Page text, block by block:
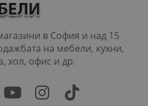
в София и над 15
хол, офис и др.